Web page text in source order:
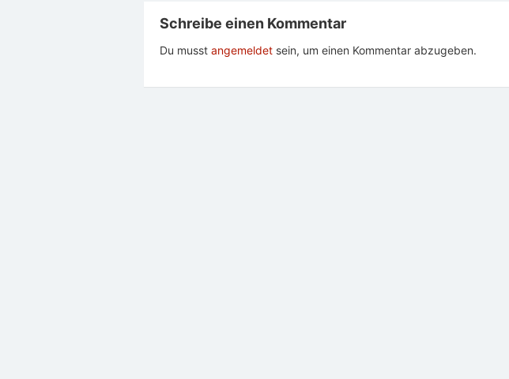
Schreibe einen Kommentar
Du musst angemeldet sein, um einen Kommentar abzugeben.